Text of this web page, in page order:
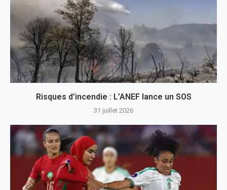
Risques d’incendie : L’ANEF lance un SOS
31 juillet 2026